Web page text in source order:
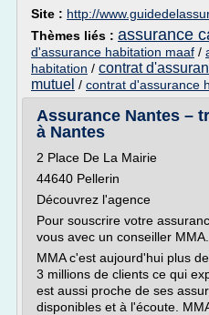
Site : http://
Thèmes liés : assurance
d'assurance habitation maaf /
habitation / contrat
mutuel / contrat d'assurance
Assurance Nantes –
à Nantes
2 Place De La Mairie
44640 Pellerin
Découvrez l'agence
Pour souscrire votre
vous avec un conseiller MMA.
MMA c'est aujourd'hui plus
3 millions de clients ce qui
est aussi proche de ses
disponibles et à l'écoute.